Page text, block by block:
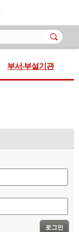
부서·부설기관
로그인